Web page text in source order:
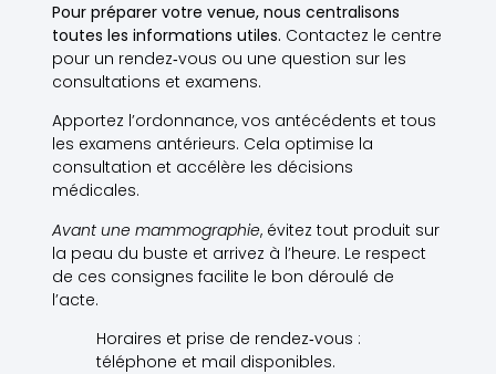
Pour préparer votre venue, nous centralisons
toutes les informations utiles. Contactez le centre
pour un rendez‑vous ou une question sur les
consultations et examens.
Apportez l’ordonnance, vos antécédents et tous
les examens antérieurs. Cela optimise la
consultation et accélère les décisions
médicales.
Avant une mammographie, évitez tout produit sur
la peau du buste et arrivez à l’heure. Le respect
de ces consignes facilite le bon déroulé de
l’acte.
Horaires et prise de rendez‑vous :
téléphone et mail disponibles.